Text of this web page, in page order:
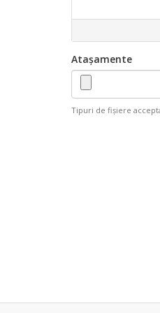
Atașamente
Tipuri de fișiere